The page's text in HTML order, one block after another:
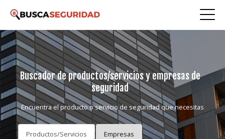
Buscador de productos/servicios y empresas de
seguridad
Encuentra el producto o servicio de seguridad que necesitas
Productos/Servicios Empresas